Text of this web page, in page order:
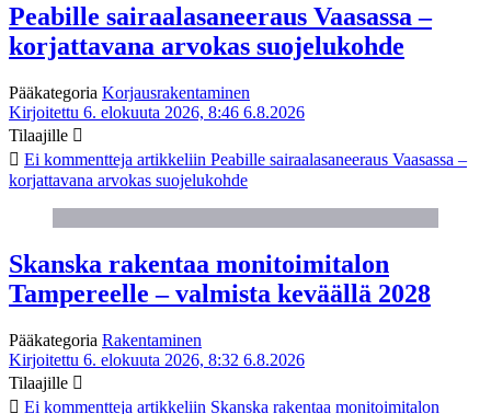
Peabille sairaalasaneeraus Vaasassa –
korjattavana arvokas suojelukohde
Pääkategoria Korjausrakentaminen
Kirjoitettu 6. elokuuta 2026, 8:46 6.8.2026
Tilaajille
Ei kommentteja artikkeliin Peabille sairaalasaneeraus Vaasassa –
korjattavana arvokas suojelukohde
Skanska rakentaa monitoimitalon
Tampereelle – valmista keväällä 2028
Pääkategoria Rakentaminen
Kirjoitettu 6. elokuuta 2026, 8:32 6.8.2026
Tilaajille
Ei kommentteja artikkeliin Skanska rakentaa monitoimitalon